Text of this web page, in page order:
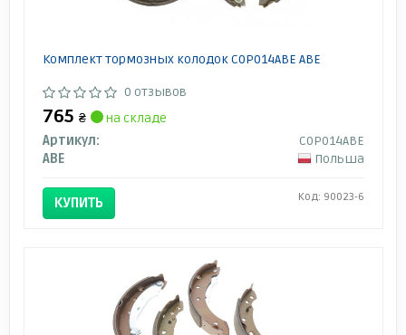
Комплект тормозных колодок C0P014ABE ABE
0 отзывов
765 ₴
на складе
Артикул:
C0P014ABE
ABE
Польша
КУПИТЬ Код: 90023-6